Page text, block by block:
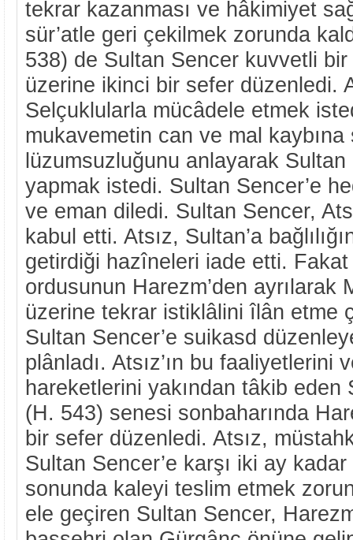
tekrar kazanması ve hâkimiyet
sür’atle geri çekilmek zorunda
538) de Sultan Sencer kuvvetli
üzerine ikinci bir sefer düzenledi.
Selçuklularla mücâdele etmek
mukavemetin can ve mal kaybına
lüzumsuzluğunu anlayarak
yapmak istedi. Sultan Sencer’e
ve eman diledi. Sultan Sencer,
kabul etti. Atsız, Sultan’a
getirdiği hazîneleri iade etti. Fakat
ordusunun Harezm’den ayrılarak
üzerine tekrar istiklâlini îlân etme
Sultan Sencer’e suikasd
plânladı. Atsız’ın bu faaliyetlerini
hareketlerini yakından tâkib eden
(H. 543) senesi sonbaharında
bir sefer düzenledi. Atsız,
Sultan Sencer’e karşı iki ay
sonunda kaleyi teslim etmek
ele geçiren Sultan Sencer,